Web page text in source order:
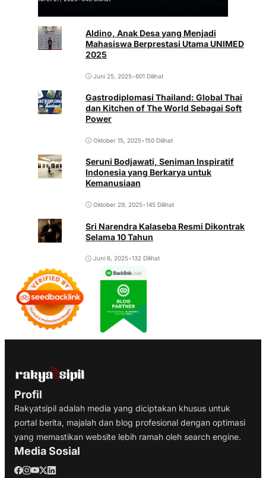
Aldino, Anak Desa yang Menjadi
Mahasiswa Berprestasi Utama UNIMED
2025
Juni 25, 2025•601 Dilihat
Gastrodiplomasi Thailand: Global Thai
dan Kitchen of The World Sebagai Soft
Power
Oktober 15, 2025•150 Dilihat
Seruni Bodjawati, Seniman Inspiratif
Indonesia yang Berkarya untuk
Kemanusiaan
Oktober 29, 2025•145 Dilihat
Sri Narendra Kalaseba Resmi Dikontrak
Selama 10 Tahun
Juni 6, 2025•132 Dilihat
Profil
Rakyatsipil adalah media yang diciptakan khusus untuk
portal berita, majalah dan blog profesional dengan optimasi
yang memastikan website lebih ramah oleh search engine.
Media Sosial